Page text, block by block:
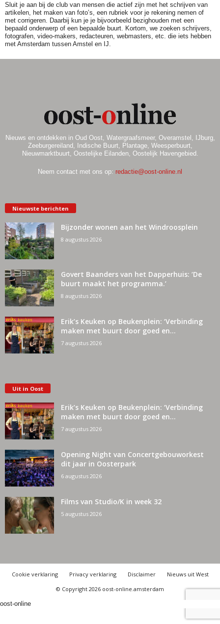
Sluit je aan bij de club van mensen die actief zijn met het schrijven van
artikelen, het maken van foto’s, een rubriek voor je rekening nemen of
met corrigeren. Daarbij kun je je bijvoorbeeld bezighouden met een
bepaald onderwerp of een bepaalde buurt. Kortom, we zoeken schrijvers,
fotografen, video-makers, redacteuren, webmasters, etc. die iets hebben
met Amsterdam tussen Amstel en IJ.
Nieuws en ontdekken in Oud Oost, Watergraafsmeer, Overamstel, IJburg,
Zeeburgereiland, Indische Buurt, Plantage, Weesperbuurt,
Nieuwmarktbuurt, Oostelijke Eilanden, Oostelijk Havengebied.
Neem contact met ons op: redactie@oost-online.nl
Nieuwste berichten
Bijzonder wonen aan het Windroosplein
8 augustus 2026
Govert Baanders van het Dapperhuis: ‘De
buurt maakt het programma.’
8 augustus 2026
Erik’s Keuken op Beukenplein: ‘Verbinding
maken met buurt door goed en...
7 augustus 2026
Uit in Oost
Erik’s Keuken op Beukenplein: ‘Verbinding
maken met buurt door goed en...
7 augustus 2026
Opening Night van Concertgebouworkest
dit jaar in Oosterpark
6 augustus 2026
Films van Studio/K in week 32
5 augustus 2026
Cookie verklaring Privacy verklaring Disclaimer
Nieuws uit West
© Copyright 2026 oost-online.amsterdam
oost-online